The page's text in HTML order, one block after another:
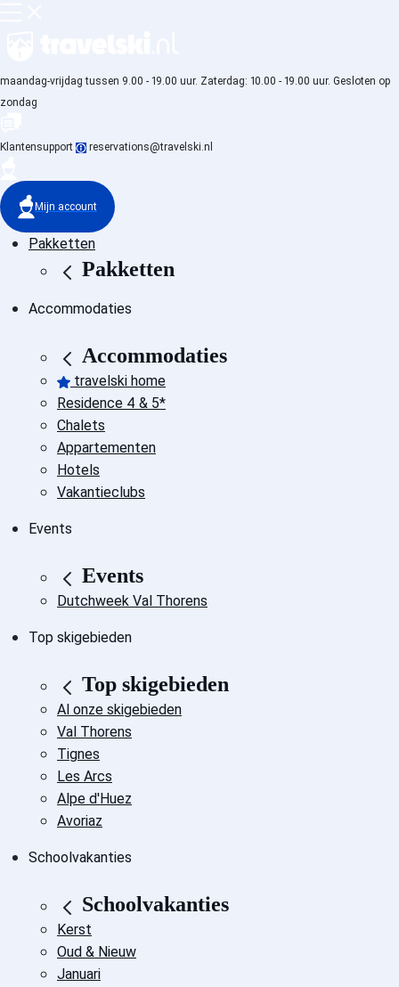
maandag-vrijdag tussen 9.00 - 19.00 uur. Zaterdag: 10.00 - 19.00 uur. Gesloten op
zondag
Klantensupport reservations@travelski.nl
Mijn account
Pakketten
Pakketten
Accommodaties
Accommodaties
travelski home
Residence 4 & 5*
Chalets
Appartementen
Hotels
Vakantieclubs
Events
Events
Dutchweek Val Thorens
Top skigebieden
Top skigebieden
Al onze skigebieden
Val Thorens
Tignes
Les Arcs
Alpe d'Huez
Avoriaz
Schoolvakanties
Schoolvakanties
Kerst
Oud & Nieuw
Januari